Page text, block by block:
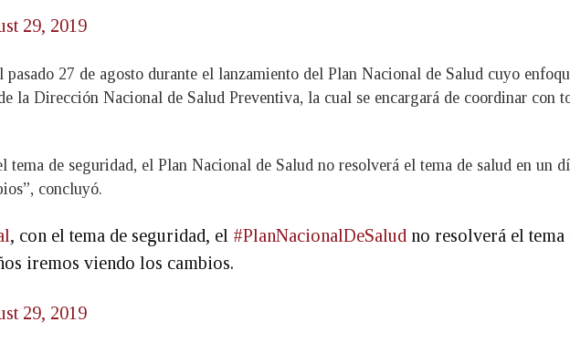
29, 2019
pasado 27 de agosto durante el lanzamiento del Plan Nacional de Salud cuyo
la Dirección Nacional de Salud Preventiva, la cual se encargará de coordinar con
de seguridad, el Plan Nacional de Salud no resolverá el tema de salud en un
concluyó.
, con el tema de seguridad, el #PlanNacionalDeSalud no resolverá el tema
iremos viendo los cambios.
29, 2019